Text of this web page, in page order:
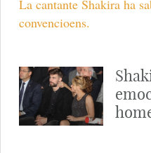
La cantante Shakira ha
convencioens.